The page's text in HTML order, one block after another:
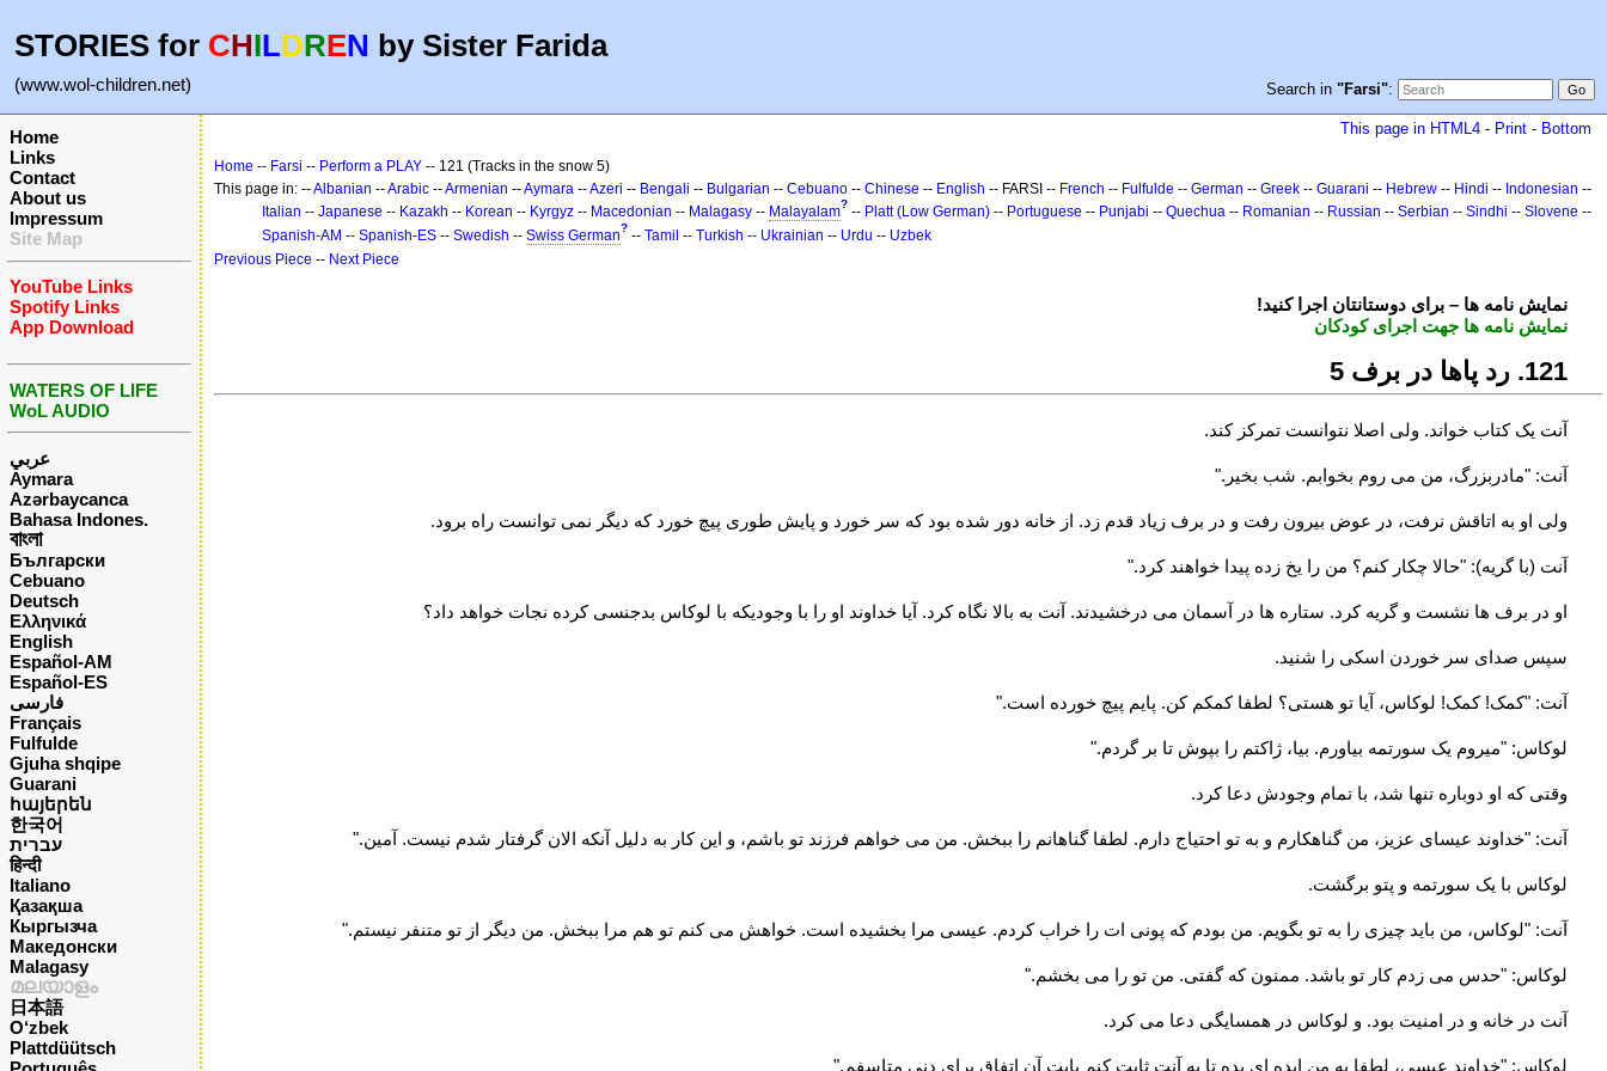
STORIES for CHILDREN by Sister Farida
(www.wol-children.net) Search in "Farsi":
Home
Links
Contact
About us
Impressum
Site Map
YouTube Links
Spotify Links
App Download
WATERS OF LIFE
WoL AUDIO
عربي
Aymara
Azərbaycanca
Bahasa Indones.
বাংলা
Български
Cebuano
Deutsch
Ελληνικά
English
Español-AM
Español-ES
فارسی
Français
Fulfulde
Gjuha shqipe
Guarani
հայերեն
한국어
עברית
हिन्दी
Italiano
Қазақша
Кыргызча
Македонски
Malagasy
മലയാളം
日本語
O‘zbek
Plattdüütsch
This page in HTML4 - Print - Bottom
Home -- Farsi -- Perform a PLAY -- 121 (Tracks in the snow 5)
This page in: --Albanian --Arabic --Armenian --Aymara --Azeri -- Bengali -- Bulgarian -- Cebuano -- Chinese -- English -- FARSI -- French -- Fulfulde -- German -- Greek -- Guarani -- Hebrew -- Hindi -- Indonesian --
Italian -- Japanese -- Kazakh -- Korean -- Kyrgyz -- Macedonian -- Malagasy -- Malayalam? -- Platt (Low German) -- Portuguese -- Punjabi -- Quechua -- Romanian -- Russian -- Serbian -- Sindhi -- Slovene --
Spanish-AM -- Spanish-ES -- Swedish -- Swiss German? -- Tamil -- Turkish -- Ukrainian -- Urdu -- Uzbek
Previous Piece -- Next Piece
!نمایش نامه ها – برای دوستانتان اجرا کنید
نمایش نامه ها جهت اجرای کودکان
121. رد پاها در برف 5
آنت یک کتاب خواند. ولی اصلا نتوانست تمرکز کند.
آنت: "مادربزرگ، من می روم بخوابم. شب بخیر."
ولی او به اتاقش نرفت، در عوض بیرون رفت و در برف زیاد قدم زد. از خانه دور شده بود که سر خورد و پایش طوری پیچ خورد که دیگر نمی توانست راه برود.
آنت (با گریه): "حالا چکار کنم؟ من را یخ زده پیدا خواهند کرد."
او در برف ها نشست و گریه کرد. ستاره ها در آسمان می درخشیدند. آنت به بالا نگاه کرد. آیا خداوند او را با وجودیکه با لوکاس بدجنسی کرده نجات خواهد داد؟
سپس صدای سر خوردن اسکی را شنید.
آنت: "کمک! کمک! لوکاس، آیا تو هستی؟ لطفا کمکم کن. پایم پیچ خورده است."
لوکاس: "میروم یک سورتمه بیاورم. بیا، ژاکتم را بپوش تا بر گردم."
وقتی که او دوباره تنها شد، با تمام وجودش دعا کرد.
آنت: "خداوند عیسای عزیز، من گناهکارم و به تو احتیاج دارم. لطفا گناهانم را ببخش. من می خواهم فرزند تو باشم، و این کار به دلیل آنکه الان گرفتار شدم نیست. آمین."
لوکاس با یک سورتمه و پتو برگشت.
آنت: "لوکاس، من باید چیزی را به تو بگویم. من بودم که پونی ات را خراب کردم. عیسی مرا بخشیده است. خواهش می کنم تو هم مرا ببخش. من دیگر از تو متنفر نیستم."
لوکاس: "حدس می زدم کار تو باشد. ممنون که گفتی. من تو را می بخشم."
آنت در خانه و در امنیت بود. و لوکاس در همسایگی دعا می کرد.
لوکاس: "خداوند عیسی، لطفا به من ایده ای بده تا به آنت ثابت کنم بابت آن اتفاق برای دنی متاسفم."